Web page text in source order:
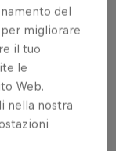
del
migliorare
il tuo
le
Web.
nella nostra